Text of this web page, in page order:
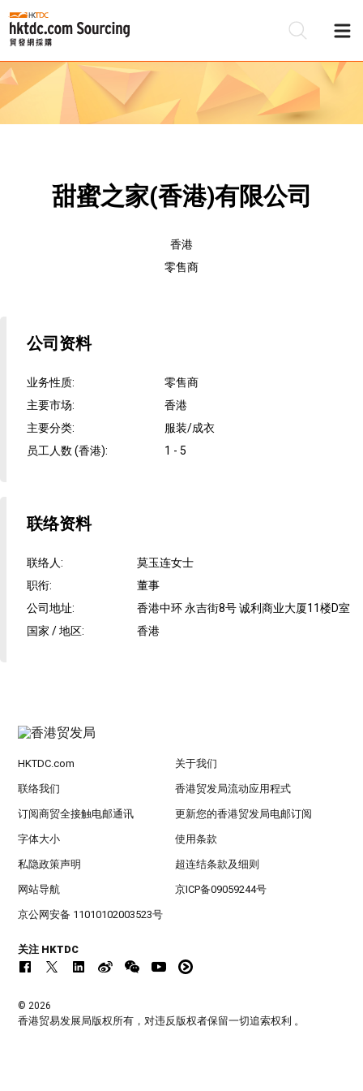
甜蜜之家(香港)有限公司
香港
零售商
公司资料
业务性质:
零售商
主要市场:
香港
主要分类:
服装/成衣
员工人数 (香港): 1 - 5
联络资料
联络人:
莫玉连女士
职衔:
董事
公司地址:
香港中环 永吉街8号 诚利商业大厦11楼D室
国家 / 地区: 香港
HKTDC.com 关于我们
联络我们 香港贸发局流动应用程式
订阅商贸全接触电邮通讯 更新您的香港贸发局电邮订阅
字体大小 使用条款
私隐政策声明 超连结条款及细则
网站导航 京ICP备09059244号
京公网安备 11010102003523号
关注 HKTDC
© 2026
香港贸易发展局版权所有，对违反版权者保留一切追索权利 。